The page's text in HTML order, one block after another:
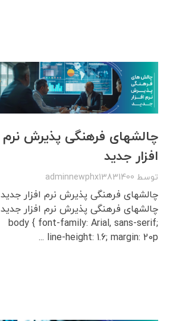
چالشهای فرهنگی پذیرش نرم‌
افزار جدید
توسط adminnewphx13831400
چالشهای فرهنگی پذیرش نرم‌ افزار جدید
چالشهای فرهنگی پذیرش نرم‌ افزار جدید
body { font-family: Arial, sans-serif;
line-height: 1.6; margin: 20p ...